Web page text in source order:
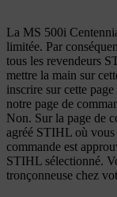
La MS 500i
limitée. Par
tous les revendeurs
mettre la main sur
inscrire sur cette
notre page de
Non. Sur la page de
agréé STIHL où
commande est
STIHL sélectionné.
tronçonneuse chez